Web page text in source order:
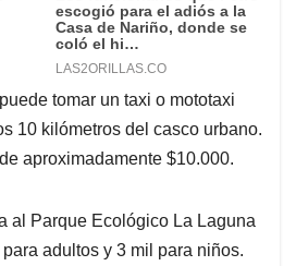
tomar un taxi o mototaxi
10 kilómetros del casco urbano.
aproximadamente $10.000.
al Parque Ecológico La Laguna
adultos y 3 mil para niños.